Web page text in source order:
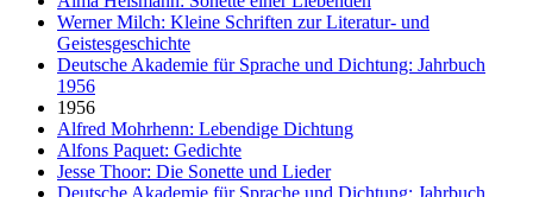
Werner Milch: Kleine Schriften zur Literatur- und
Geistesgeschichte
Deutsche Akademie für Sprache und Dichtung: Jahrbuch
1956
1956
Alfred Mohrhenn: Lebendige Dichtung
Alfons Paquet: Gedichte
Jesse Thoor: Die Sonette und Lieder
Deutsche Akademie für Sprache und Dichtung: Jahrbuch